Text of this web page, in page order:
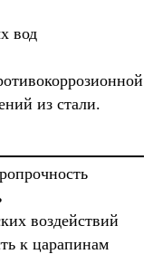
вод
из стали.
воздействий
к царапинам